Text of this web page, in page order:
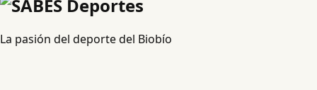
La pasión del deporte del Biobío